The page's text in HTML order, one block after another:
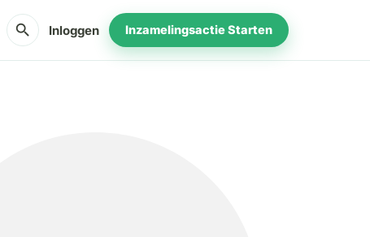
search Inloggen Inzamelingsactie Starten